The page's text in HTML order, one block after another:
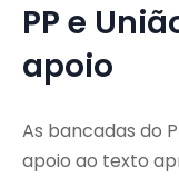
PP e
apoio
As bancadas do
apoio ao texto